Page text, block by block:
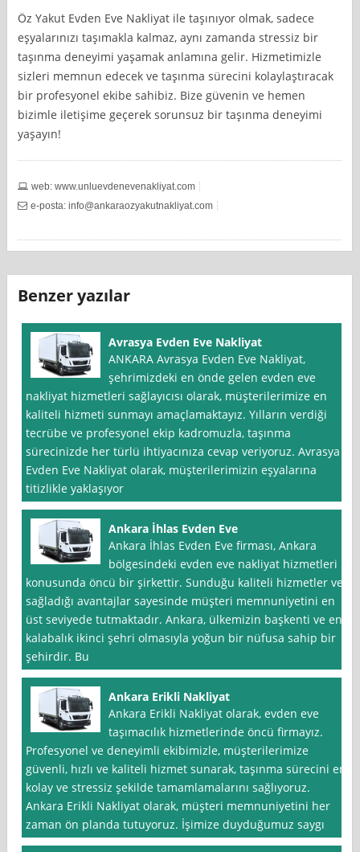
Öz Yakut Evden Eve Nakliyat ile taşınıyor olmak, sadece
eşyalarınızı taşımakla kalmaz, aynı zamanda stressiz bir
taşınma deneyimi yaşamak anlamına gelir. Hizmetimizle
sizleri memnun edecek ve taşınma sürecini kolaylaştıracak
bir profesyonel ekibe sahibiz. Bize güvenin ve hemen
bizimle iletişime geçerek sorunsuz bir taşınma deneyimi
yaşayın!
web: www.unluevdenevenakliyat.com
e-posta:info@ankaraozyakutnakliyat.com
Benzer yazılar
Avrasya Evden Eve Nakliyat
ANKARA Avrasya Evden Eve Nakliyat,
şehrimizdeki en önde gelen evden eve
nakliyat hizmetleri sağlayıcısı olarak, müşterilerimize en
kaliteli hizmeti sunmayı amaçlamaktayız. Yılların verdiği
tecrübe ve profesyonel ekip kadromuzla, taşınma
sürecinizde her türlü ihtiyacınıza cevap veriyoruz. Avrasya
Evden Eve Nakliyat olarak, müşterilerimizin eşyalarına
titizlikle yaklaşıyor
Ankara İhlas Evden Eve
Ankara İhlas Evden Eve firması, Ankara
bölgesindeki evden eve nakliyat hizmetleri
konusunda öncü bir şirkettir. Sunduğu kaliteli hizmetler ve
sağladığı avantajlar sayesinde müşteri memnuniyetini en
üst seviyede tutmaktadır. Ankara, ülkemizin başkenti ve en
kalabalık ikinci şehri olmasıyla yoğun bir nüfusa sahip bir
şehirdir. Bu
Ankara Erikli Nakliyat
Ankara Erikli Nakliyat olarak, evden eve
taşımacılık hizmetlerinde öncü firmayız.
Profesyonel ve deneyimli ekibimizle, müşterilerimize
güvenli, hızlı ve kaliteli hizmet sunarak, taşınma sürecini en
kolay ve stressiz şekilde tamamlamalarını sağlıyoruz.
Ankara Erikli Nakliyat olarak, müşteri memnuniyetini her
zaman ön planda tutuyoruz. İşimize duyduğumuz saygı